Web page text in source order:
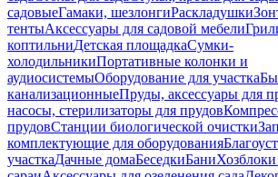
садовыеГамаки, шезлонгиРаскладушки
тентыАксессуары для садовой мебели
коптильниДетская площадкаСумки-
холодильникиПортативные колонки и
аудиосистемыОборудование для участка
канализационныеПруды, аксессуары для
насосы, стерилизаторы для прудов
прудовСтанции биологической очистки
комплектующие для оборудования
участкаДачные домаБеседкиБани